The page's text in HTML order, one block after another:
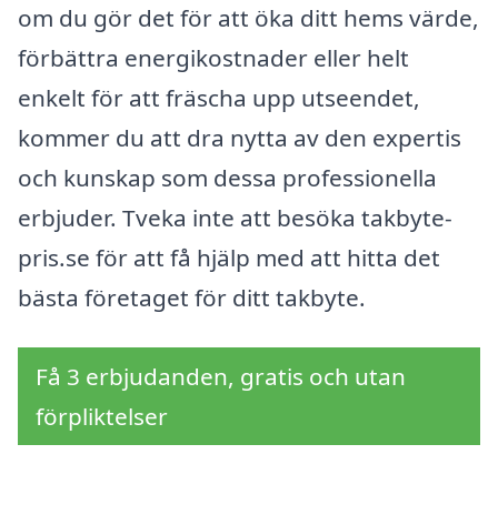
om du gör det för att öka ditt hems värde,
förbättra energikostnader eller helt
enkelt för att fräscha upp utseendet,
kommer du att dra nytta av den expertis
och kunskap som dessa professionella
erbjuder. Tveka inte att besöka takbyte-
pris.se för att få hjälp med att hitta det
bästa företaget för ditt takbyte.
Få 3 erbjudanden, gratis och utan
förpliktelser